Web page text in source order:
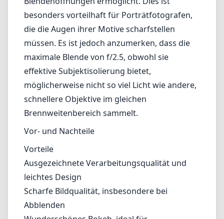
Vor- und Nachteile
Vorteile
Ausgezeichnete Verarbeitungsqualität und
leichtes Design
Scharfe Bildqualität, insbesondere bei
Abblenden
Wunderschönes Bokeh, ideal für
Porträtaufnahmen
Minimale chromatische Aberration und
geringe Vignettierung
Sanfte und präzise Fokussierung
Nachteile
Maximale Blende von f/2.5 ist im Vergleich zu
schnelleren Objektiven möglicherweise nicht
ideal für schwaches Licht